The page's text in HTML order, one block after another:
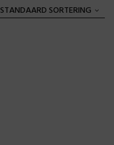
STANDAARD SORTERING